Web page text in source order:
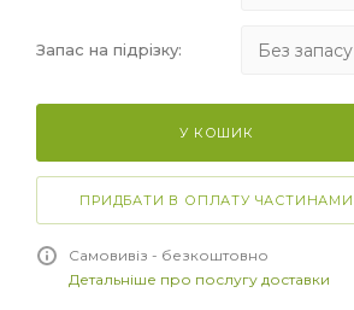
Запас на підрізку: Без запасу
+10%
+15%
У КОШИК
ПРИДБАТИ В ОПЛАТУ ЧАСТИНАМИ
Самовивіз - безкоштовно
Детальніше про послугу доставки